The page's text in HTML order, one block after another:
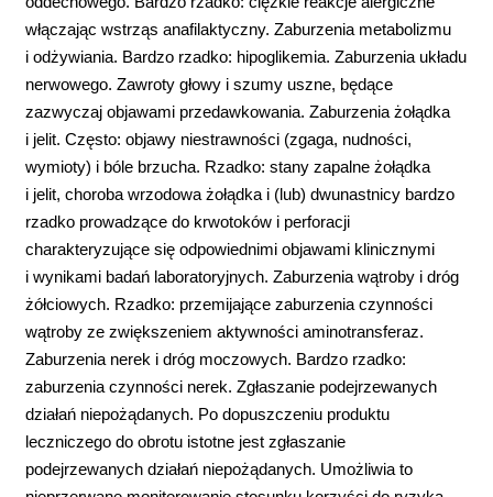
włączając wstrząs anafilaktyczny. Zaburzenia metabolizmu
i odżywiania. Bardzo rzadko: hipoglikemia. Zaburzenia układu
nerwowego. Zawroty głowy i szumy uszne, będące
zazwyczaj objawami przedawkowania. Zaburzenia żołądka
i jelit. Często: objawy niestrawności (zgaga, nudności,
wymioty) i bóle brzucha. Rzadko: stany zapalne żołądka
i jelit, choroba wrzodowa żołądka i (lub) dwunastnicy bardzo
rzadko prowadzące do krwotoków i perforacji
charakteryzujące się odpowiednimi objawami klinicznymi
i wynikami badań laboratoryjnych. Zaburzenia wątroby i dróg
żółciowych. Rzadko: przemijające zaburzenia czynności
wątroby ze zwiększeniem aktywności aminotransferaz.
Zaburzenia nerek i dróg moczowych. Bardzo rzadko:
zaburzenia czynności nerek. Zgłaszanie podejrzewanych
działań niepożądanych. Po dopuszczeniu produktu
leczniczego do obrotu istotne jest zgłaszanie
podejrzewanych działań niepożądanych. Umożliwia to